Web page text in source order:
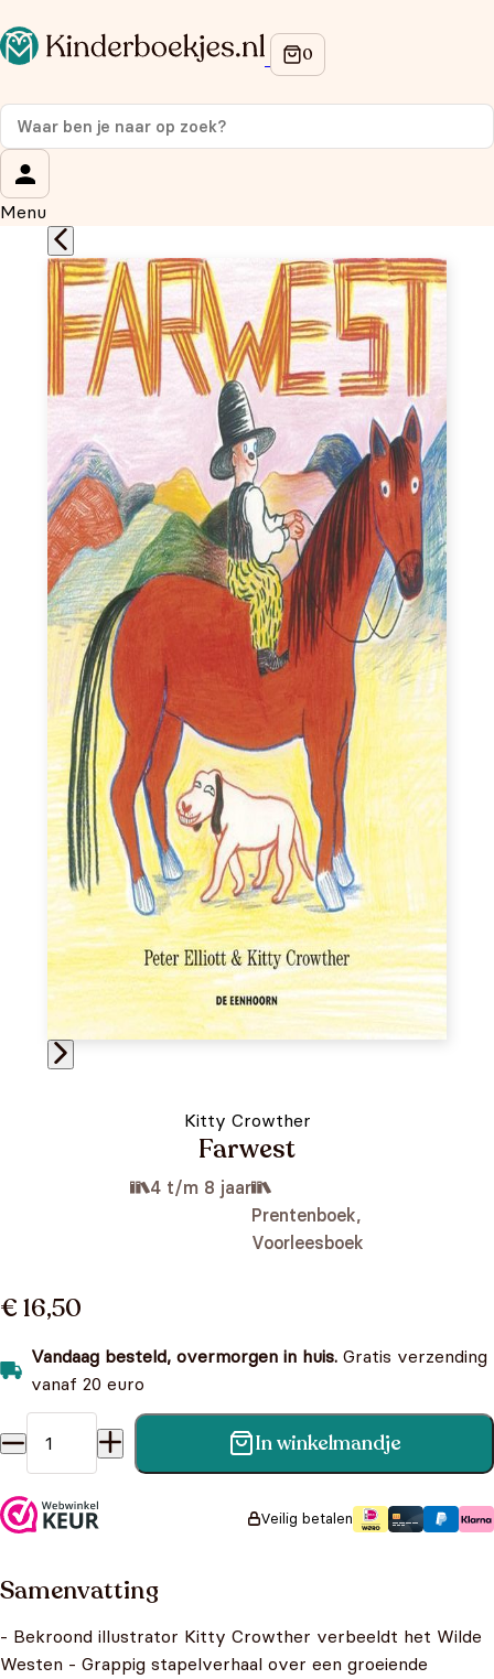
Menu
Kitty Crowther
Farwest
4 t/m 8 jaar
Prentenboek,
Voorleesboek
€ 16,50
Vandaag besteld, overmorgen in huis. Gratis verzending
vanaf 20 euro
Farwest aantal In winkelmandje
Veilig betalen
Samenvatting
- Bekroond illustrator Kitty Crowther verbeeldt het Wilde
Westen - Grappig stapelverhaal over een groeiende
Op de hoogte blijven van onze acties?
Meld je aan voor onze nieuwsbrief en ontvang
je eerste aankoop!
Wat is je voornaam?
Wat is je e-mailadres?*
Aanmelden
We gebruiken je gegevens om contact op te nemen, in
overeenstemming met onsprivacybeleid.